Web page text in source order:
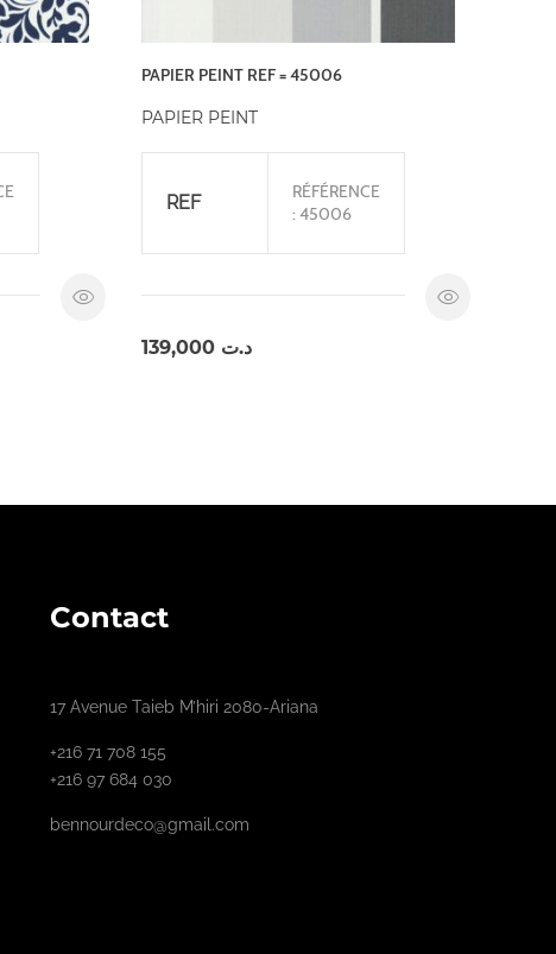
PAPIER PEINT REF = 45006
PAPIER PEINT
REF
RÉFÉRENCE
: 45006
د.ت 139,000
Contact
17 Avenue Taieb M’hiri 2080-Ariana
+216 71 708 155
+216 97 684 030
bennourdeco@gmail.com